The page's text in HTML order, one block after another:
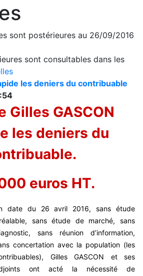
sont postérieures au 26/09/2016
sont consultables dans les
les deniers du contribuable
Gilles GASCON
les deniers du
euros HT.
date du 26 avril 2016, sans étude
sans étude de marché, sans
sans réunion d’information,
concertation avec la population (les
Gilles GASCON et ses
ont acté la nécessité de